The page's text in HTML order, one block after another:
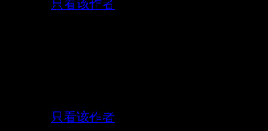
只看该作者
只看该作者